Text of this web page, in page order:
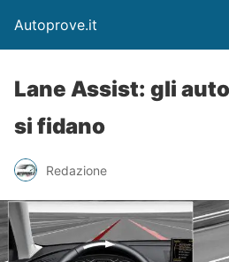
Autoprove.it
Lane Assist: gli
si fidano
Redazione